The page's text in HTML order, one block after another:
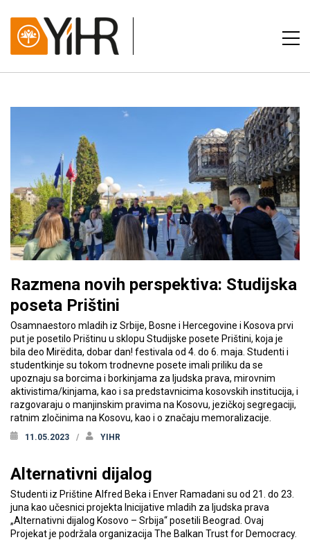
Razmena novih perspektiva: Studijska
poseta Prištini
Osamnaestoro mladih iz Srbije, Bosne i Hercegovine i Kosova prvi
put je posetilo Prištinu u sklopu Studijske posete Prištini, koja je
bila deo Mirëdita, dobar dan! festivala od 4. do 6. maja. Studenti i
studentkinje su tokom trodnevne posete imali priliku da se
upoznaju sa borcima i borkinjama za ljudska prava, mirovnim
aktivistima/kinjama, kao i sa predstavnicima kosovskih institucija, i
razgovaraju o manjinskim pravima na Kosovu, jezičkoj segregaciji,
ratnim zločinima na Kosovu, kao i o značaju memoralizacije.
11.05.2023 YIHR
Alternativni dijalog
Studenti iz Prištine Alfred Beka i Enver Ramadani su od 21. do 23.
juna kao učesnici projekta Inicijative mladih za ljudska prava
„Alternativni dijalog Kosovo – Srbija“ posetili Beograd. Ovaj
Projekat je podržala organizacija The Balkan Trust for Democracy.